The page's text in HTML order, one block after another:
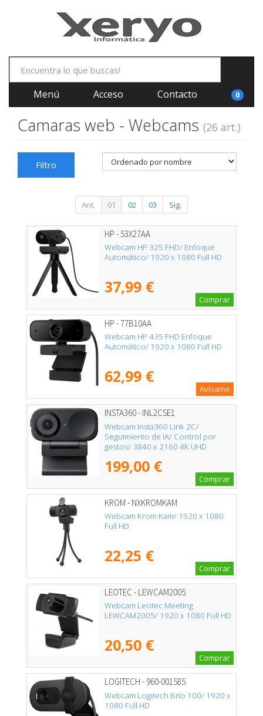
Menú Acceso Contacto 0
Camaras web - Webcams (26 art.)
Filtro
Ant. 01 02 03 Sig.
HP - 53X27AA
Webcam HP 325 FHD/ Enfoque
Automático/ 1920 x 1080 Full HD
37,99 €
Comprar
HP - 77B10AA
Webcam HP 435 FHD Enfoque
Automático/ 1920 x 1080 Full HD
62,99 €
Avísame
INSTA360 - INL2CSE1
Webcam Insta360 Link 2C/
Seguimiento de IA/ Control por
gestos/ 3840 x 2160 4K UHD
199,00 €
Comprar
KROM - NXKROMKAM
Webcam Krom Kam/ 1920 x 1080
Full HD
22,25 €
Comprar
LEOTEC - LEWCAM2005
Webcam Leotec Meeting
LEWCAM2005/ 1920 x 1080 Full HD
20,50 €
Comprar
LOGITECH - 960-001585
Webcam Logitech Brio 100/ 1920 x
1080 Full HD